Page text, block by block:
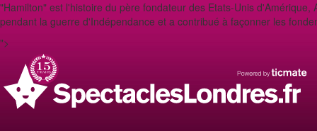
"Hamilton" est l'histoire du père fondateur des Etats-Unis
pendant la guerre d'Indépendance et a contribué à façonner les
">